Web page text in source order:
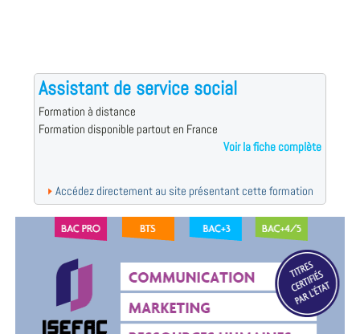
Assistant de service social
Formation à distance
Formation disponible partout en France
Voir la fiche complète
Accédez directement au site présentant cette formation